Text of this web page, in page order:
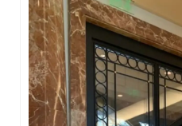
FERFORJE GARAJ KAPISI
FERFORJE DUVAR ÜSTÜ
FERFORJE BALKON
FERFORJE MERDİVEN